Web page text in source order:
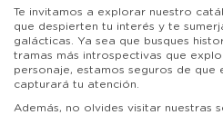
Te invitamos a explorar nuestro
que despierten tu interés y te
galácticas. Ya sea que busques
tramas más introspectivas que
personaje, estamos seguros de que
capturará tu atención.
Además, no olvides visitar nuestras